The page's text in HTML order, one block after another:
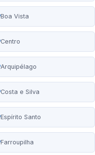
Boa Vista
Centro
Arquipélago
Costa e Silva
Espírito Santo
Farroupilha